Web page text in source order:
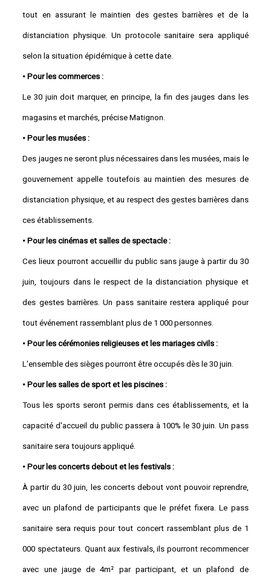
tout en assurant le maintien des gestes barrières et de la
distanciation physique. Un protocole sanitaire sera appliqué
selon la situation épidémique à cette date.
• Pour les commerces :
Le 30 juin doit marquer, en principe, la fin des jauges dans les
magasins et marchés, précise Matignon.
• Pour les musées :
Des jauges ne seront plus nécessaires dans les musées, mais le
gouvernement appelle toutefois au maintien des mesures de
distanciation physique, et au respect des gestes barrières dans
ces établissements.
• Pour les cinémas et salles de spectacle :
Ces lieux pourront accueillir du public sans jauge à partir du 30
juin, toujours dans le respect de la distanciation physique et
des gestes barrières. Un pass sanitaire restera appliqué pour
tout événement rassemblant plus de 1 000 personnes.
• Pour les cérémonies religieuses et les mariages civils :
L'ensemble des sièges pourront être occupés dès le 30 juin.
• Pour les salles de sport et les piscines :
Tous les sports seront permis dans ces établissements, et la
capacité d'accueil du public passera à 100% le 30 juin. Un pass
sanitaire sera toujours appliqué.
• Pour les concerts debout et les festivals :
À partir du 30 juin, les concerts debout vont pouvoir reprendre,
avec un plafond de participants que le préfet fixera. Le pass
sanitaire sera requis pour tout concert rassemblant plus de 1
000 spectateurs. Quant aux festivals, ils pourront recommencer
avec une jauge de 4m² par participant, et un plafond de